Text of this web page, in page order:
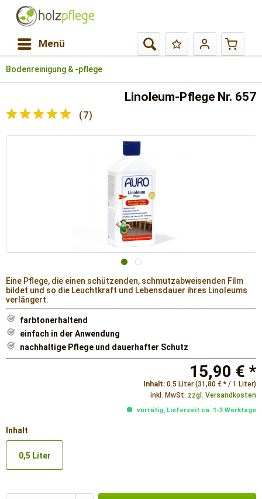
Menü
Bodenreinigung & -pflege
Linoleum-Pflege Nr. 657
(7)
Eine Pflege, die einen schützenden, schmutzabweisenden Film
bildet und so die Leuchtkraft und Lebensdauer ihres Linoleums
verlängert.
farbtonerhaltend
einfach in der Anwendung
nachhaltige Pflege und dauerhafter Schutz
15,90 € *
Inhalt: 0.5 Liter (31,80 € * / 1 Liter)
inkl. MwSt. zzgl. Versandkosten
vorrätig, Lieferzeit ca. 1-3 Werktage
Inhalt
0,5 Liter